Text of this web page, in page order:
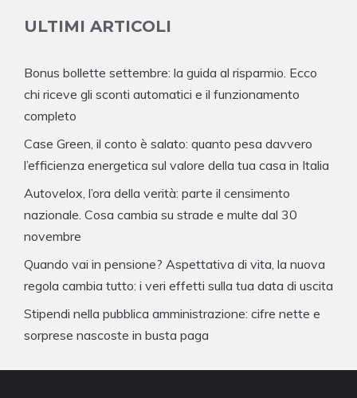
ULTIMI ARTICOLI
Bonus bollette settembre: la guida al risparmio. Ecco
chi riceve gli sconti automatici e il funzionamento
completo
Case Green, il conto è salato: quanto pesa davvero
l’efficienza energetica sul valore della tua casa in Italia
Autovelox, l’ora della verità: parte il censimento
nazionale. Cosa cambia su strade e multe dal 30
novembre
Quando vai in pensione? Aspettativa di vita, la nuova
regola cambia tutto: i veri effetti sulla tua data di uscita
Stipendi nella pubblica amministrazione: cifre nette e
sorprese nascoste in busta paga